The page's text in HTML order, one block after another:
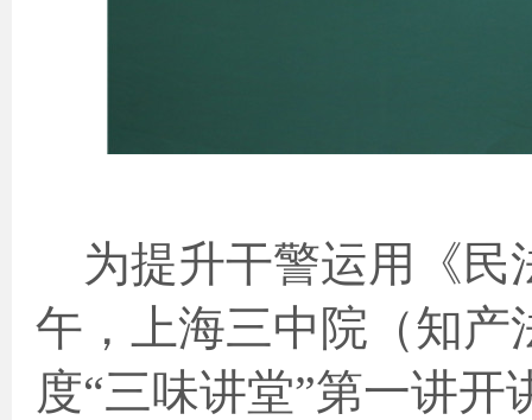
为提升干警运用《民
午，上海三中院（知产
度“三味讲堂”第一讲